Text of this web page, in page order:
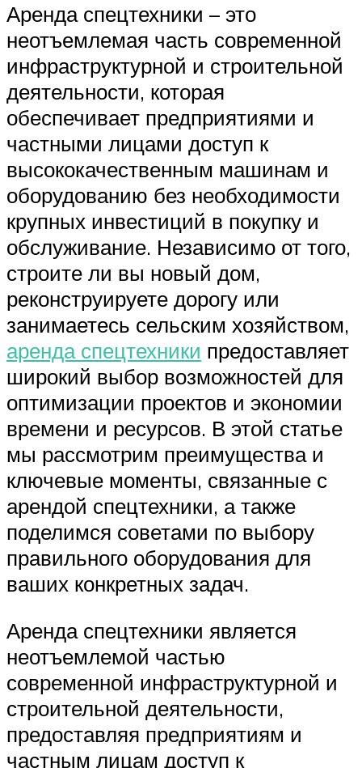
Аренда спецтехники – это
неотъемлемая часть современной
инфраструктурной и строительной
деятельности, которая
обеспечивает предприятиями и
частными лицами доступ к
высококачественным машинам и
оборудованию без необходимости
крупных инвестиций в покупку и
обслуживание. Независимо от того,
строите ли вы новый дом,
реконструируете дорогу или
занимаетесь сельским хозяйством,
аренда спецтехники предоставляет
широкий выбор возможностей для
оптимизации проектов и экономии
времени и ресурсов. В этой статье
мы рассмотрим преимущества и
ключевые моменты, связанные с
арендой спецтехники, а также
поделимся советами по выбору
правильного оборудования для
ваших конкретных задач.
Аренда спецтехники является
неотъемлемой частью
современной инфраструктурной и
строительной деятельности,
предоставляя предприятиям и
частным лицам доступ к